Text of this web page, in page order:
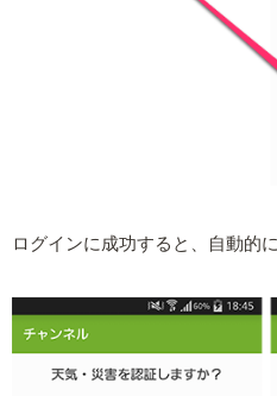
ログインに成功すると、自動的